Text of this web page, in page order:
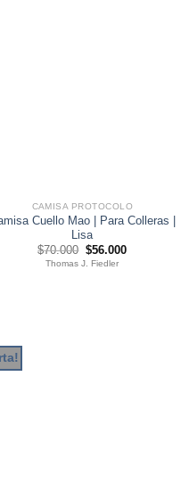
CAMISA PROTOCOLO
Cuello Mao | Para Colleras |
Lisa
$70.000 El
precio
$56.000El
Thomas J. Fiedler